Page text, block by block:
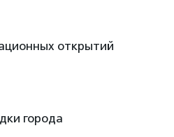
открытий
города